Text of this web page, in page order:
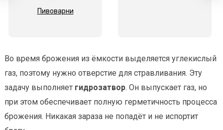
Пивоварни
Во время брожения из ёмкости выделяется углекислый
газ, поэтому нужно отверстие для стравливания. Эту
задачу выполняет гидрозатвор. Он выпускает газ, но
при этом обеспечивает полную герметичность процесса
брожения. Никакая зараза не попадёт и не испортит